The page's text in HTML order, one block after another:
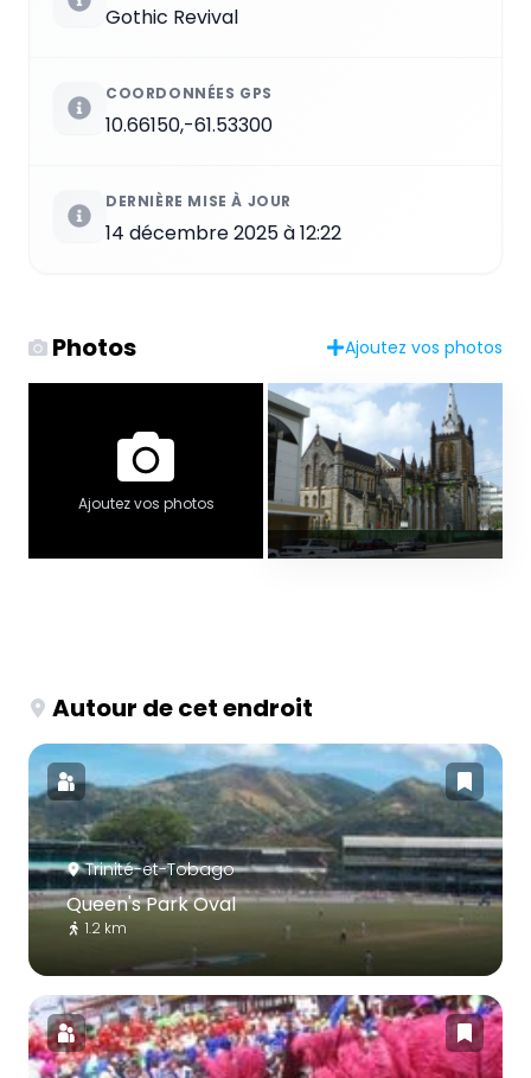
Gothic Revival
COORDONNÉES GPS
10.66150,-61.53300
DERNIÈRE MISE À JOUR
14 décembre 2025 à 12:22
Photos Ajoutez vos photos
Ajoutez vos photos
Autour de cet endroit
Trinité-et-Tobago
Queen's Park Oval
1.2 km